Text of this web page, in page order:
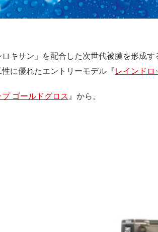
キサン」を配合した次世代被膜を形成
性に優れたエントリーモデル『レインドロ
ゴールドグロス 』から。